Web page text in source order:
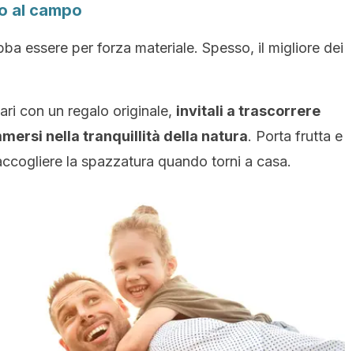
al campo
essere per forza materiale. Spesso, il migliore dei
con un regalo originale, invitali a trascorrere
nella tranquillità della natura. Porta frutta e
la spazzatura quando torni a casa.